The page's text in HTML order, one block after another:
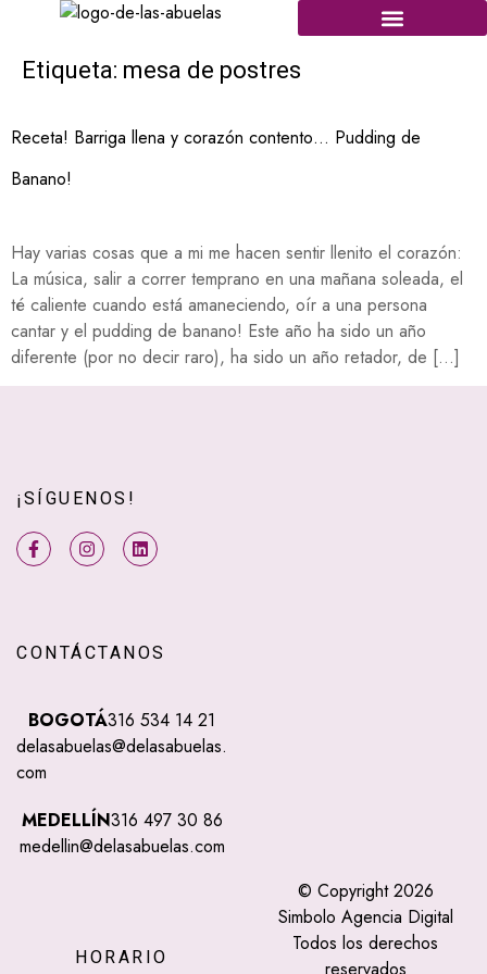
Etiqueta: mesa de postres
Receta! Barriga llena y corazón contento… Pudding de
Banano!
Hay varias cosas que a mi me hacen sentir llenito el corazón:
La música, salir a correr temprano en una mañana soleada, el
té caliente cuando está amaneciendo, oír a una persona
cantar y el pudding de banano! Este año ha sido un año
diferente (por no decir raro), ha sido un año retador, de […]
¡SÍGUENOS!
CONTÁCTANOS
BOGOTÁ316 534 14 21
delasabuelas@delasabuelas.
com
MEDELLÍN316 497 30 86
medellin@delasabuelas.com
HORARIO
© Copyright 2026
Simbolo Agencia Digital
Todos los derechos